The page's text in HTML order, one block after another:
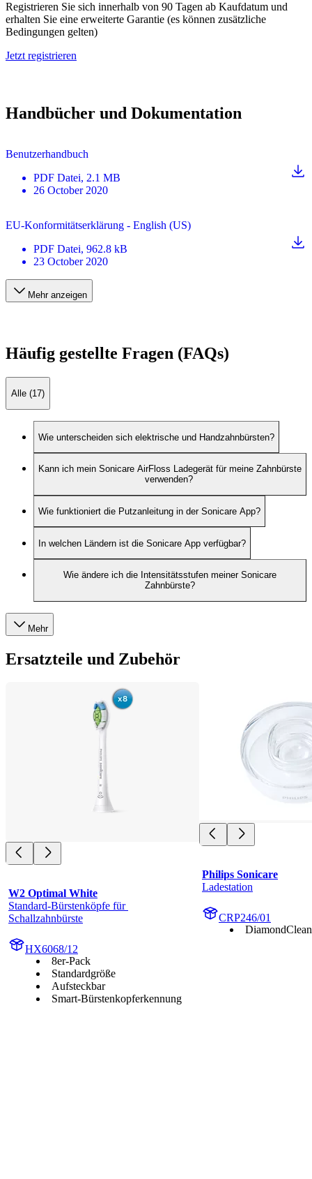
Registrieren Sie sich innerhalb von 90 Tagen ab Kaufdatum und
erhalten Sie eine erweiterte Garantie (es können zusätzliche
Bedingungen gelten)
Jetzt registrieren
Handbücher und Dokumentation
Benutzerhandbuch
PDF Datei, 2.1 MB
26 October 2020
EU-Konformitätserklärung - English (US)
PDF Datei, 962.8 kB
23 October 2020
Mehr anzeigen
Häufig gestellte Fragen (FAQs)
Alle (17)
Wie unterscheiden sich elektrische und Handzahnbürsten?
Kann ich mein Sonicare AirFloss Ladegerät für meine Zahnbürste
verwenden?
Wie funktioniert die Putzanleitung in der Sonicare App?
In welchen Ländern ist die Sonicare App verfügbar?
Wie ändere ich die Intensitätsstufen meiner Sonicare
Zahnbürste?
Mehr
Ersatzteile und Zubehör
W2 Optimal White
Standard-Bürstenköpfe für
Schallzahnbürste
HX6068/12
8er-Pack
Standardgröße
Aufsteckbar
Smart-Bürstenkopferkennung
Philips Sonicare
Ladestation
CRP246/01